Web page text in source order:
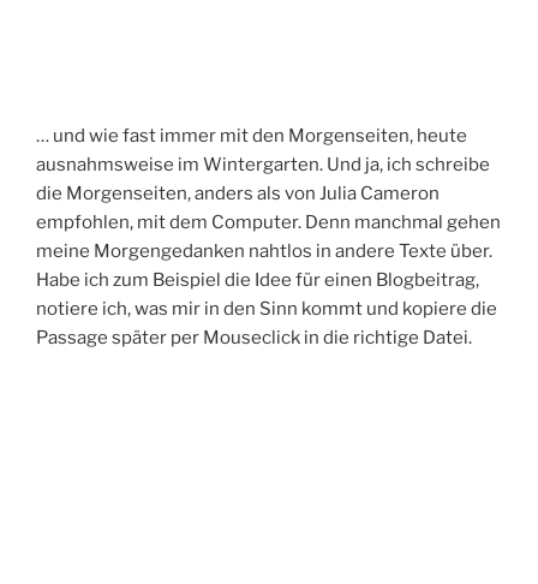
… und wie fast immer mit den Morgenseiten, heute
ausnahmsweise im Wintergarten. Und ja, ich schreibe
die Morgenseiten, anders als von Julia Cameron
empfohlen, mit dem Computer. Denn manchmal gehen
meine Morgengedanken nahtlos in andere Texte über.
Habe ich zum Beispiel die Idee für einen Blogbeitrag,
notiere ich, was mir in den Sinn kommt und kopiere die
Passage später per Mouseclick in die richtige Datei.